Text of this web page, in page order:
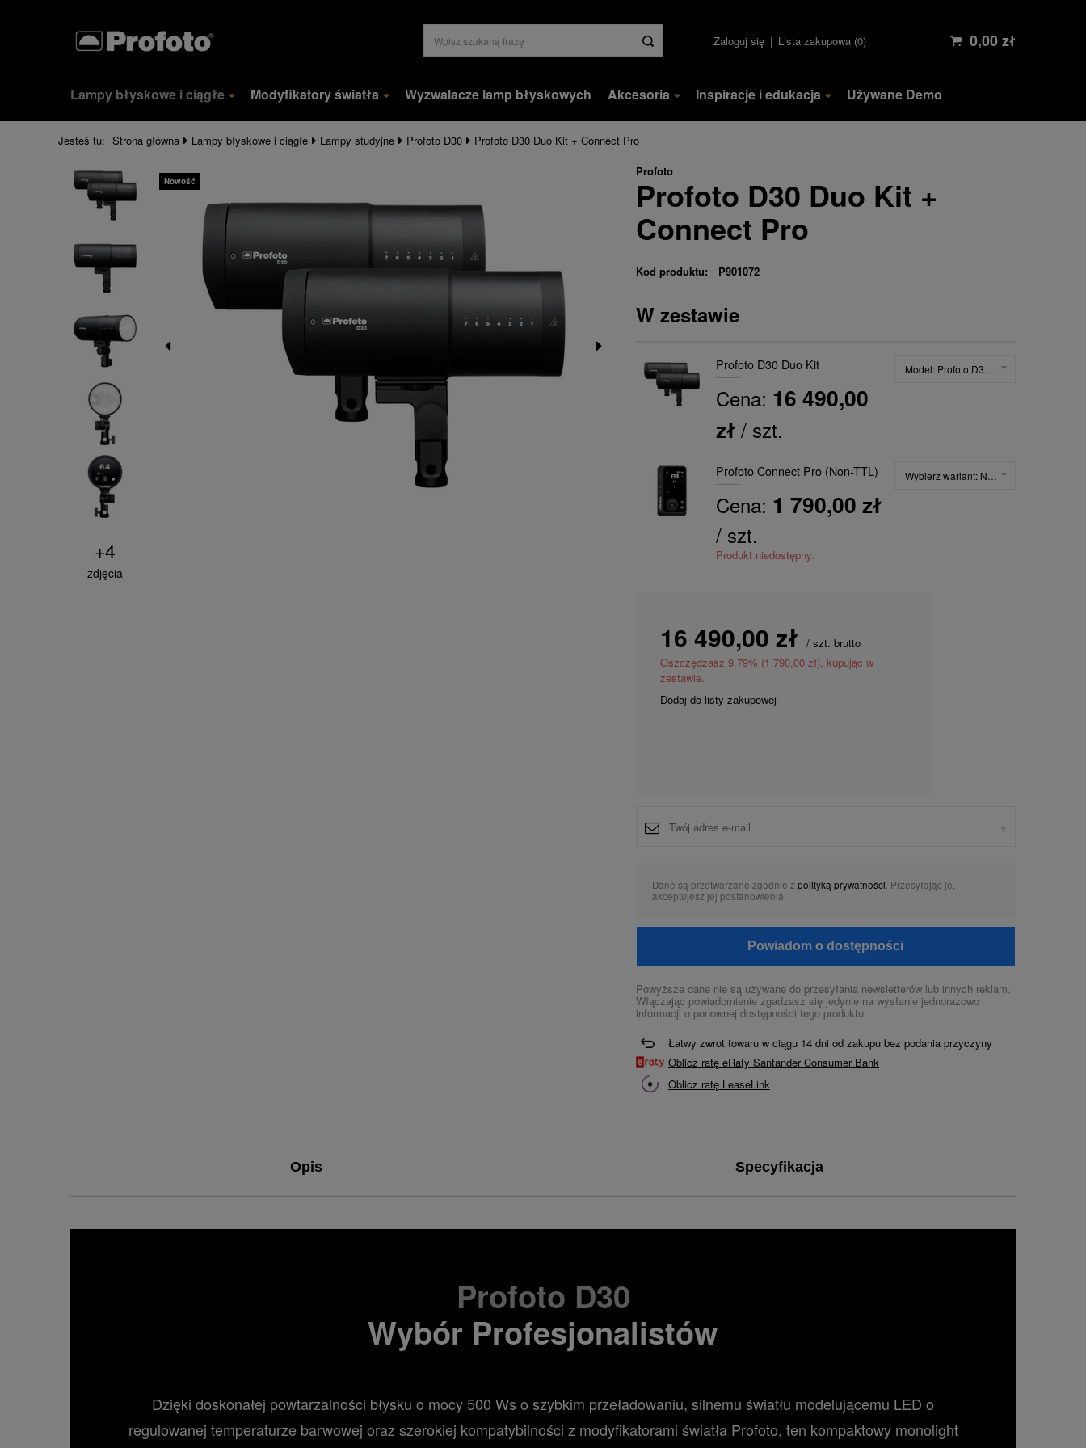
Zaloguj się Lista zakupowa 0 0,00 zł
Lampy błyskowe i ciągłe Modyfikatory światła Wyzwalacze lamp błyskowych Akcesoria Inspiracje i edukacja Używane Demo
Jesteś tu: Strona główna Lampy błyskowe i ciągłe Lampy studyjne Profoto D30 Profoto D30 Duo Kit + Connect Pro
+4
zdjęcia
Nowość
Profoto
Profoto D30 Duo Kit +
Connect Pro
Kod produktu: P901072
W zestawie
Profoto D30 Duo Kit
Cena: 16 490,00
zł/ szt.
Model: Profoto D30 Duo Kit
Profoto Connect Pro (Non-TTL)
Cena: 1 790,00 zł
/ szt.
Produkt niedostępny.
Wybierz wariant: Non-TTL
16 490,00 zł / szt. brutto
Oszczędzasz 9.79% (1 790,00 zł), kupując w
zestawie.
Dodaj do listy zakupowej
Dane są przetwarzane zgodnie z polityką prywatności . Przesyłając je,
akceptujesz jej postanowienia.
Powiadom o dostępności
Powyższe dane nie są używane do przesyłania newsletterów lub innych reklam.
Włączając powiadomienie zgadzasz się jedynie na wysłanie jednorazowo
informacji o ponownej dostępności tego produktu.
Łatwy zwrot towaru w ciągu 14dni od zakupu bez podania przyczyny
Oblicz ratę eRaty Santander Consumer Bank
Oblicz ratę LeaseLink
Opis Specyfikacja
Profoto D30
Wybór Profesjonalistów
Dzięki doskonałej powtarzalności błysku o mocy 500 Ws o szybkim przeładowaniu, silnemu światłu modelującemu LED o
regulowanej temperaturze barwowej oraz szerokiej kompatybilności z modyfikatorami światła Profoto, ten kompaktowy monolight